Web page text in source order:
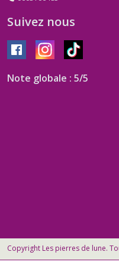
Suivez nous
Note globale : 5/5
Copyright Les pierres de lune.